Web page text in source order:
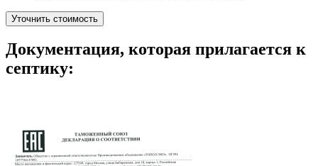
Уточнить стоимость
Документация, которая прилагается к
септику: